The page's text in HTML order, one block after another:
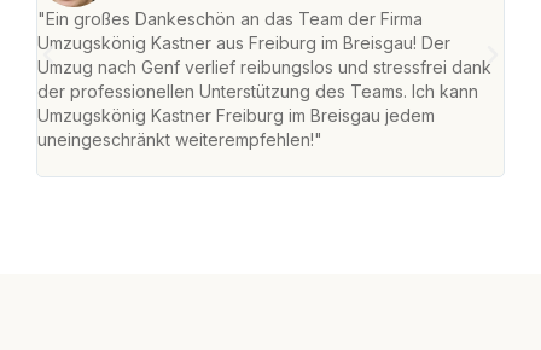
"Ein großes Dankeschön an das Team der Firma
Umzugskönig Kastner aus Freiburg im Breisgau! Der
Umzug nach Genf verlief reibungslos und stressfrei dank
der professionellen Unterstützung des Teams. Ich kann
Umzugskönig Kastner Freiburg im Breisgau jedem
uneingeschränkt weiterempfehlen!"